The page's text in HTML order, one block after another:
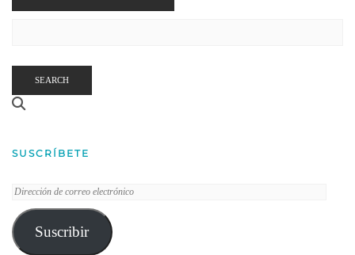
SEARCH
SUSCRÍBETE
Dirección
de
correo
electrónico
Suscribir